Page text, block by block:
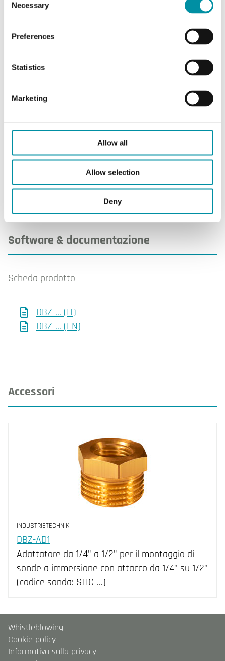
Selection
Necessary
Preferences
Statistics
Marketing
Allow all
Allow selection
Deny
Materiale del pozzetto
Ottone / Cu-
Tappo di fissaggio per
capillare
Software & documentazione
Scheda prodotto
DBZ-... (IT)
DBZ-... (EN)
Accessori
INDUSTRIETECHNIK
DBZ-AD1
Adattatore da 1/4" a 1/2" per il montaggio di
sonde a immersione con attacco da 1/4" su 1/2"
(codice sonda: STIC-...)
Whistleblowing
Cookie policy
Informativa sulla privacy